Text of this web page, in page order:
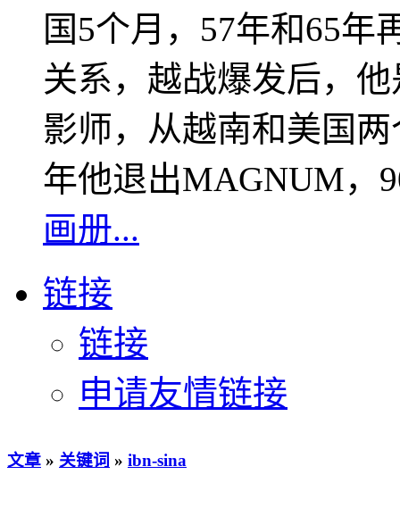
国5个月，57年和65年
关系，越战爆发后，
影师，从越南和美国
年他退出MAGNUM，
画册...
链接
链接
申请友情链接
文章 » 关键词 » ibn-sina